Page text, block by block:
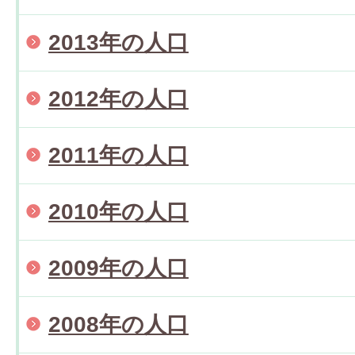
2013年の人口
2012年の人口
2011年の人口
2010年の人口
2009年の人口
2008年の人口